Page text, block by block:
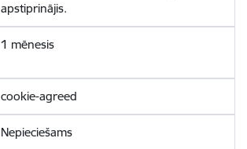
apstiprinājis.
1 mēnesis
cookie-agreed
Nepieciešams